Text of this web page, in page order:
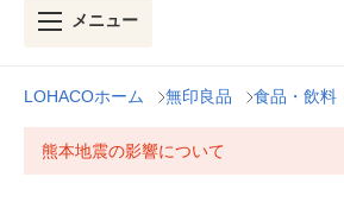
メニュー
LOHACOホーム 無印良品 食品・飲料
熊本地震の影響について